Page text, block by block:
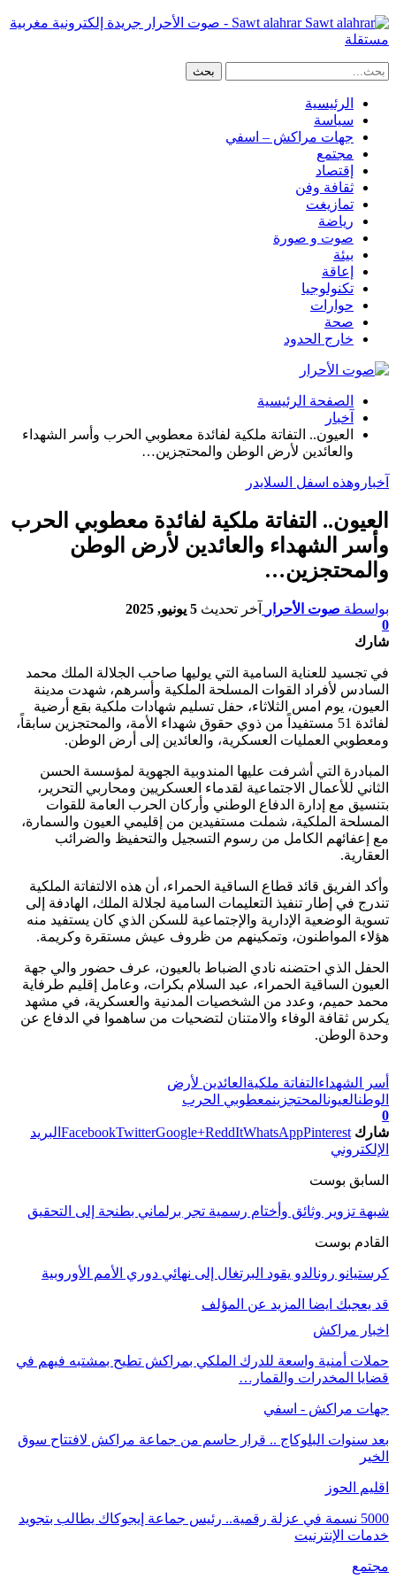
Sawt alahrar - صوت الأحرار جريدة إلكترونية مغربية
مستقلة
الرئيسية
سياسة
جهات مراكش – اسفي
مجتمع
إقتصاد
ثقافة وفن
تمازيغت
رياضة
صوت و صورة
بيئة
إعاقة
تكنولوجيا
حوارات
صحة
خارج الحدود
الصفحة الرئيسية
آخبار
العيون.. التفاتة ملكية لفائدة معطوبي الحرب وأسر الشهداء
والعائدين لأرض الوطن والمحتجزين…
آخبار وهذه اسفل السلايدر
العيون.. التفاتة ملكية لفائدة معطوبي الحرب
وأسر الشهداء والعائدين لأرض الوطن
والمحتجزين…
بواسطة صوت الأحرار آخر تحديث 5 يونيو, 2025
0
شارك
في تجسيد للعناية السامية التي يوليها صاحب الجلالة الملك محمد
السادس لأفراد القوات المسلحة الملكية وأسرهم، شهدت مدينة
العيون، يوم امس الثلاثاء، حفل تسليم شهادات ملكية بقع أرضية
لفائدة 51 مستفيداً من ذوي حقوق شهداء الأمة، والمحتجزين سابقاً،
ومعطوبي العمليات العسكرية، والعائدين إلى أرض الوطن.
المبادرة التي أشرفت عليها المندوبية الجهوية لمؤسسة الحسن
الثاني للأعمال الاجتماعية لقدماء العسكريين ومحاربي التحرير،
بتنسيق مع إدارة الدفاع الوطني وأركان الحرب العامة للقوات
المسلحة الملكية، شملت مستفيدين من إقليمي العيون والسمارة،
مع إعفائهم الكامل من رسوم التسجيل والتحفيظ والضرائب
العقارية.
وأكد الفريق قائد قطاع الساقية الحمراء، أن هذه الالتفاتة الملكية
تندرج في إطار تنفيذ التعليمات السامية لجلالة الملك، الهادفة إلى
تسوية الوضعية الإدارية والإجتماعية للسكن الذي كان يستفيد منه
هؤلاء المواطنون، وتمكينهم من ظروف عيش مستقرة وكريمة.
الحفل الذي احتضنه نادي الضباط بالعيون، عرف حضور والي جهة
العيون الساقية الحمراء، عبد السلام بكرات، وعامل إقليم طرفاية
محمد حميم، وعدد من الشخصيات المدنية والعسكرية، في مشهد
يكرس ثقافة الوفاء والامتنان لتضحيات من ساهموا في الدفاع عن
وحدة الوطن.
أسر الشهداء التفاتة ملكية العائدين لأرض
الوطنالعيونالمحتجزينمعطوبي الحرب
0
شارك
FacebookTwitterGoogle+ReddItWhatsAppPinterest
البريد
الإلكتروني
السابق بوست
شبهة تزوير وثائق وأختام رسمية تجر برلماني بطنجة إلى التحقيق
القادم بوست
كرستيانو رونالدو يقود البرتغال إلى نهائي دوري الأمم الأوروبية
قد يعجبك ايضا المزيد عن المؤلف
اخبار مراكش
حملات أمنية واسعة للدرك الملكي بمراكش تطيح بمشتبه فيهم في
قضايا المخدرات والقمار…
جهات مراكش - اسفي
بعد سنوات البلوكاج .. قرار حاسم من جماعة مراكش لافتتاح سوق
الخير
اقليم الحوز
5000 نسمة في عزلة رقمية.. رئيس جماعة إيجوكاك يطالب بتجويد
خدمات الإنترنيت
مجتمع